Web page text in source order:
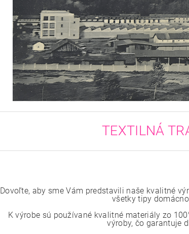
TEXTILNÁ
Dovoľte, aby sme Vám predstavili naše kvalitné
všetky tipy
K výrobe sú používané kvalitné materiály zo
výroby, čo garantuje